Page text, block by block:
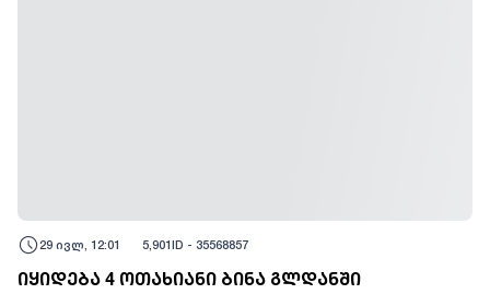
29 ივლ, 12:01 5,901ID - 35568857
იყიდება 4 ოთახიანი ბინა გლდანში